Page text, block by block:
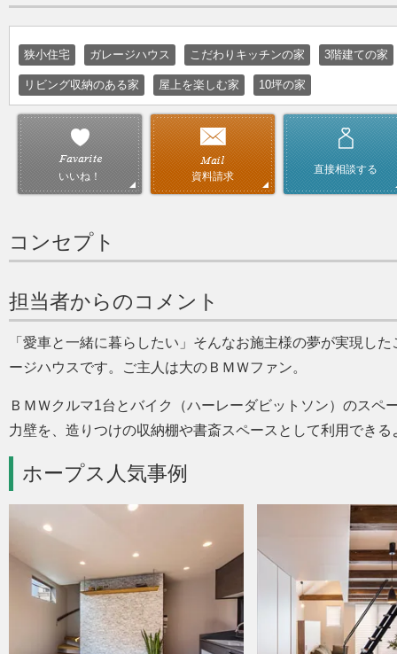
狭小住宅 ガレージハウス こだわりキッチンの家 3階建ての家
リビング収納のある家 屋上を楽しむ家 10坪の家
いいね！ 資料請求
直接相談する
コンセプト
担当者からのコメント
愛車と一緒に暮らしたい
そんなお施主様の夢が実現し
ージハウスです。ご主人は大のＢＭＷファン。
ＢＭＷクルマ1台とバイク（ハーレーダビットソン）のス
力壁を、造りつけの収納棚や書斎スペースとして利用でき
ホープス人気事例